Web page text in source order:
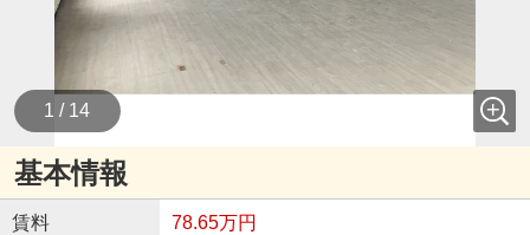
1 / 14
基本情報
賃料 78.65万円